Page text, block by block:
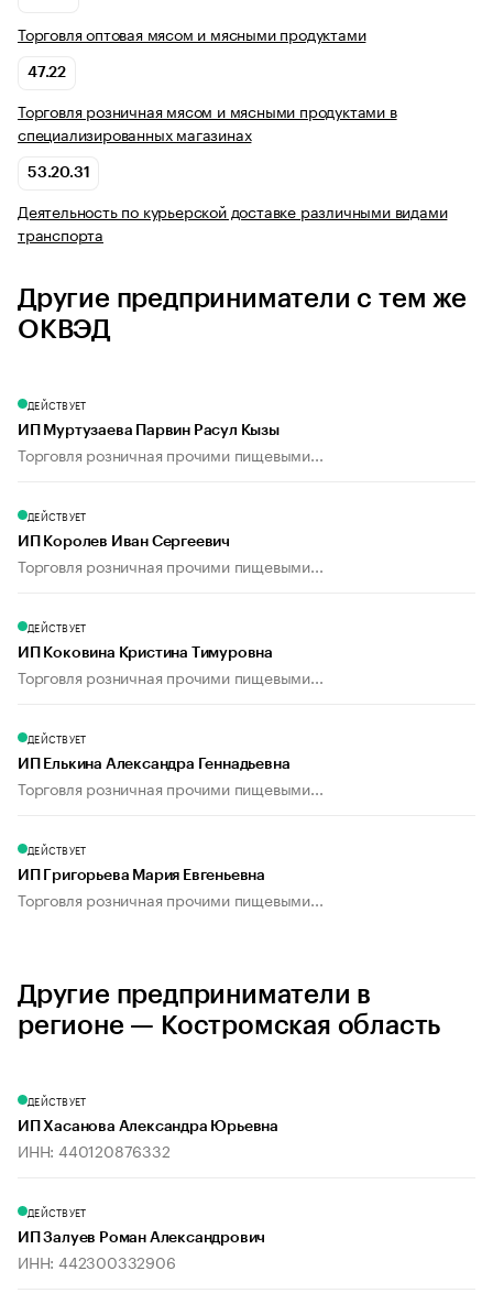
Торговля оптовая мясом и мясными продуктами
47.22
Торговля розничная мясом и мясными продуктами в
специализированных магазинах
53.20.31
Деятельность по курьерской доставке различными видами
транспорта
Другие предприниматели с тем же
ОКВЭД
ДЕЙСТВУЕТ
ИП Муртузаева Парвин Расул Кызы
Торговля розничная прочими пищевыми...
ДЕЙСТВУЕТ
ИП Королев Иван Сергеевич
Торговля розничная прочими пищевыми...
ДЕЙСТВУЕТ
ИП Коковина Кристина Тимуровна
Торговля розничная прочими пищевыми...
ДЕЙСТВУЕТ
ИП Елькина Александра Геннадьевна
Торговля розничная прочими пищевыми...
ДЕЙСТВУЕТ
ИП Григорьева Мария Евгеньевна
Торговля розничная прочими пищевыми...
Другие предприниматели в
регионе — Костромская область
ДЕЙСТВУЕТ
ИП Хасанова Александра Юрьевна
ИНН: 440120876332
ДЕЙСТВУЕТ
ИП Залуев Роман Александрович
ИНН: 442300332906